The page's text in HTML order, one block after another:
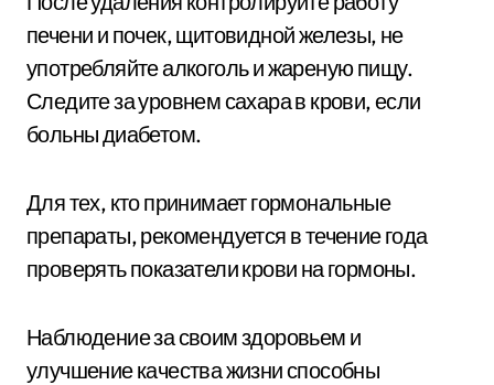
печени и почек, щитовидной железы, не
употребляйте алкоголь и жареную пищу.
Следите за уровнем сахара в крови, если
больны диабетом.
Для тех, кто принимает гормональные
препараты, рекомендуется в течение года
проверять показатели крови на гормоны.
Наблюдение за своим здоровьем и
улучшение качества жизни способны